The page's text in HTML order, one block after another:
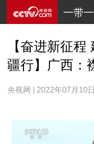
一带
【奋进新征程
疆行】广西：
央视网 | 2022年07月10